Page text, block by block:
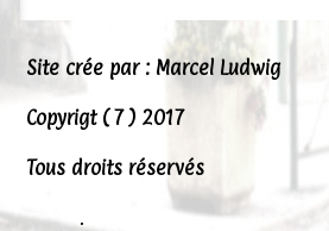
Site crée par : Marcel Ludwig
Copyrigt ( 7 ) 2017
Tous droits réservés
.